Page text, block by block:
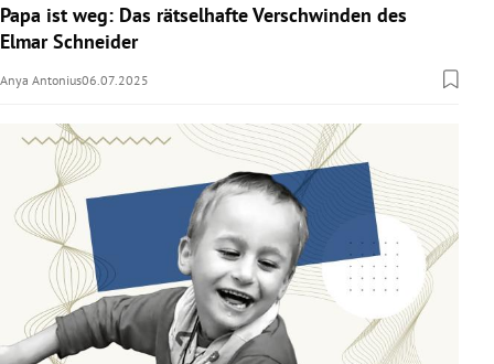
Papa ist weg: Das rätselhafte Verschwinden des
Elmar Schneider
Anya Antonius06.07.2025